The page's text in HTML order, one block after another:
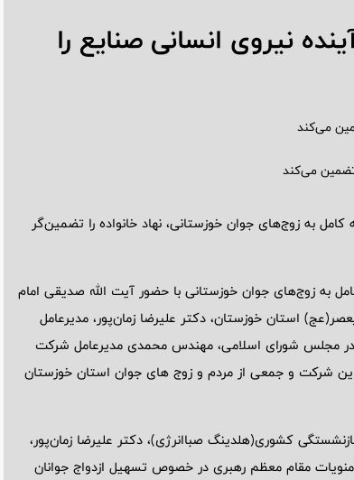
نیروی انسانی صنایع را
می‌کند
صباانرژی در آیین اهدای ۱۰۰ جهیزیه کامل به زوج‌های جوان خوزستانی، نهاد خانواده را تضمین‌گر
رمضان، آیین اهدای ۱۰۰ جهیزیه کامل به زوج‌های جوان خوزستانی با حضور آیت الله صدیقی امام
استان خوزستان، دکتر علیرضا زمان‌پور، مدیرعامل
در مجلس شورای اسلامی، مهندس محمدی مدیرعامل شرکت
شرکت و جمعی از مردم و زوج های جوان استان خوزستان
کشوری(هلدینگ صباانرژی)، دکتر علیرضا زمان‌پور،
منویات مقام معظم رهبری در خصوص تسهیل ازدواج جوانان